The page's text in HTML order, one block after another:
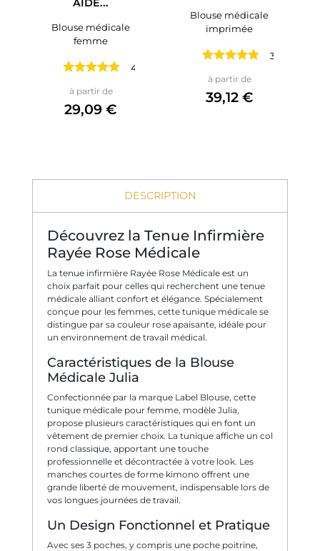
Blouse médicale
femme
4 avis
à partir dePrix
29,09 €
Blouse médicale
imprimée
3 avis
à partir dePrix
39,12 €
DESCRIPTION
Découvrez la Tenue Infirmière
Rayée Rose Médicale
La tenue infirmière Rayée Rose Médicale est un
choix parfait pour celles qui recherchent une tenue
médicale alliant confort et élégance. Spécialement
conçue pour les femmes, cette tunique médicale se
distingue par sa couleur rose apaisante, idéale pour
un environnement de travail médical.
Caractéristiques de la Blouse
Médicale Julia
Confectionnée par la marque Label Blouse, cette
tunique médicale pour femme, modèle Julia,
propose plusieurs caractéristiques qui en font un
vêtement de premier choix. La tunique affiche un col
rond classique, apportant une touche
professionnelle et décontractée à votre look. Les
manches courtes de forme kimono offrent une
grande liberté de mouvement, indispensable lors de
vos longues journées de travail.
Un Design Fonctionnel et Pratique
Avec ses 3 poches, y compris une poche poitrine,